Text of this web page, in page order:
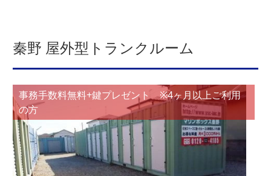
秦野 屋外型トランクルーム
事務手数料無料+鍵プレゼント ※4ヶ月以上ご利用
の方